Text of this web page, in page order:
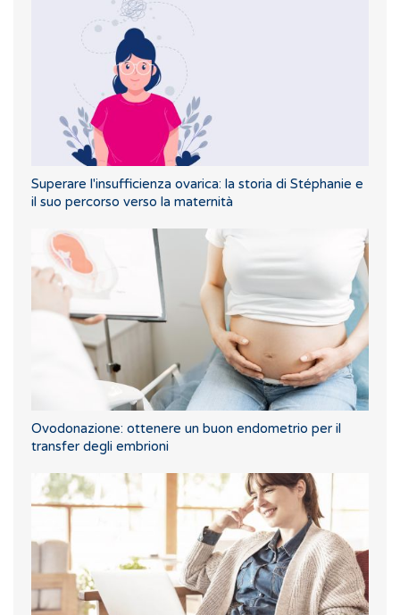
Superare l'insufficienza ovarica: la storia di Stéphanie e
il suo percorso verso la maternità
Ovodonazione: ottenere un buon endometrio per il
transfer degli embrioni